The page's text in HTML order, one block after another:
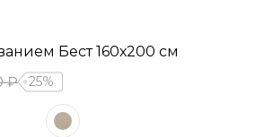
Бест 160х200 см
₽ 25%